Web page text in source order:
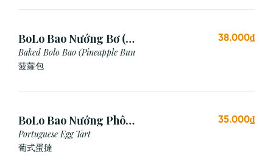
BoLo Bao Nướng Bơ (1
Cái)
Baked Bolo Bao (Pineapple Bun
菠蘿包
38.000₫
BoLo Bao Nướng Phô
Mai (1 Cái)
Portuguese Egg Tart
葡式蛋撻
35.000₫